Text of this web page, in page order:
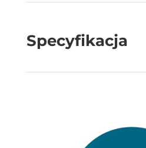
Specyfikacja